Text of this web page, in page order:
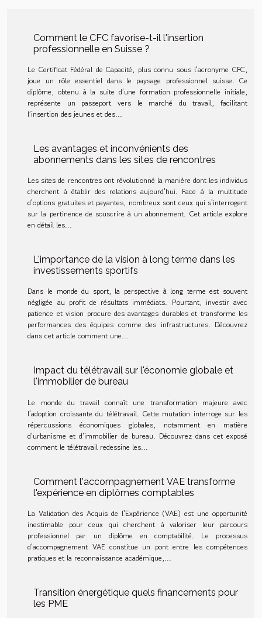
Comment le CFC favorise-t-il l'insertion
professionnelle en Suisse ?
Le Certificat Fédéral de Capacité, plus connu sous l’acronyme CFC,
joue un rôle essentiel dans le paysage professionnel suisse. Ce
diplôme, obtenu à la suite d’une formation professionnelle initiale,
représente un passeport vers le marché du travail, facilitant
l’insertion des jeunes et des...
Les avantages et inconvénients des
abonnements dans les sites de rencontres
Les sites de rencontres ont révolutionné la manière dont les individus
cherchent à établir des relations aujourd'hui. Face à la multitude
d'options gratuites et payantes, nombreux sont ceux qui s'interrogent
sur la pertinence de souscrire à un abonnement. Cet article explore
en détail les...
L'importance de la vision à long terme dans les
investissements sportifs
Dans le monde du sport, la perspective à long terme est souvent
négligée au profit de résultats immédiats. Pourtant, investir avec
patience et vision procure des avantages durables et transforme les
performances des équipes comme des infrastructures. Découvrez
dans cet article comment une...
Impact du télétravail sur l'économie globale et
l'immobilier de bureau
Le monde du travail connaît une transformation majeure avec
l'adoption croissante du télétravail. Cette mutation interroge sur les
répercussions économiques globales, notamment en matière
d'urbanisme et d'immobilier de bureau. Découvrez dans cet exposé
comment le télétravail redessine les...
Comment l'accompagnement VAE transforme
l'expérience en diplômes comptables
La Validation des Acquis de l'Expérience (VAE) est une opportunité
inestimable pour ceux qui cherchent à valoriser leur parcours
professionnel par un diplôme en comptabilité. Le processus
d'accompagnement VAE constitue un pont entre les compétences
pratiques et la reconnaissance académique,...
Transition énergétique quels financements pour
les PME